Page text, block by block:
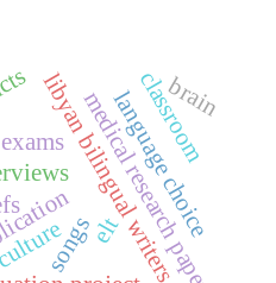
libyan bilingual writers
medical research paper
language choice
songs
classroom
elt
brain